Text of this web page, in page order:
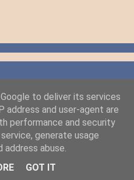
by Blogger
to deliver its services
address and user-agent are
performance and security
generate usage
abuse.
GOT IT